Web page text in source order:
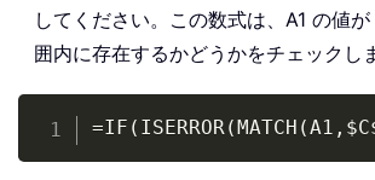
してください。この数式は、A1 の値
囲内に存在するかどうかをチェックし